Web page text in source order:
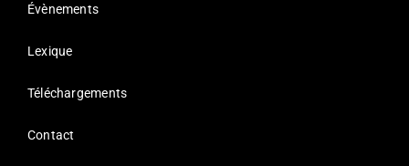
Évènements
Lexique
Téléchargements
Contact